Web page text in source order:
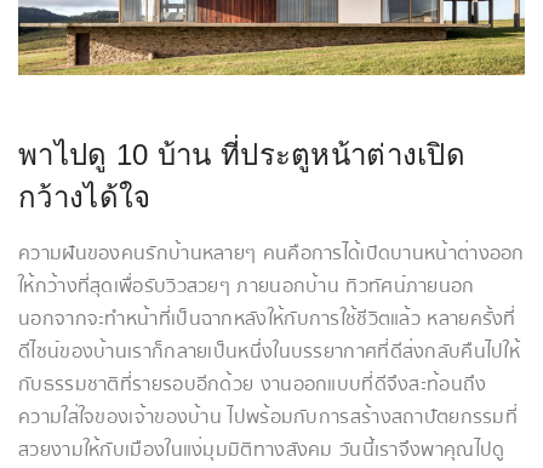
พาไปดู 10 บ้าน ที่ประตูหน้าต่างเปิด
กว้างได้ใจ
ความฝันของคนรักบ้านหลายๆ คนคือการได้เปิดบานหน้าต่างออก
ให้กว้างที่สุดเพื่อรับวิวสวยๆ ภายนอกบ้าน ทิวทัศน์ภายนอก
นอกจากจะทำหน้าที่เป็นฉากหลังให้กับการใช้ชีวิตแล้ว หลายครั้งที่
ดีไซน์ของบ้านเราก็กลายเป็นหนึ่งในบรรยากาศที่ดีส่งกลับคืนไปให้
กับธรรมชาติที่รายรอบอีกด้วย งานออกแบบที่ดีจึงสะท้อนถึง
ความใส่ใจของเจ้าของบ้าน ไปพร้อมกับการสร้างสถาปัตยกรรมที่
สวยงามให้กับเมืองในแง่มุมมิติทางสังคม วันนี้เราจึงพาคุณไปดู